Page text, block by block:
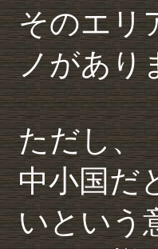
そのエリ
ノがあり
ただし、
中小国だ
いという